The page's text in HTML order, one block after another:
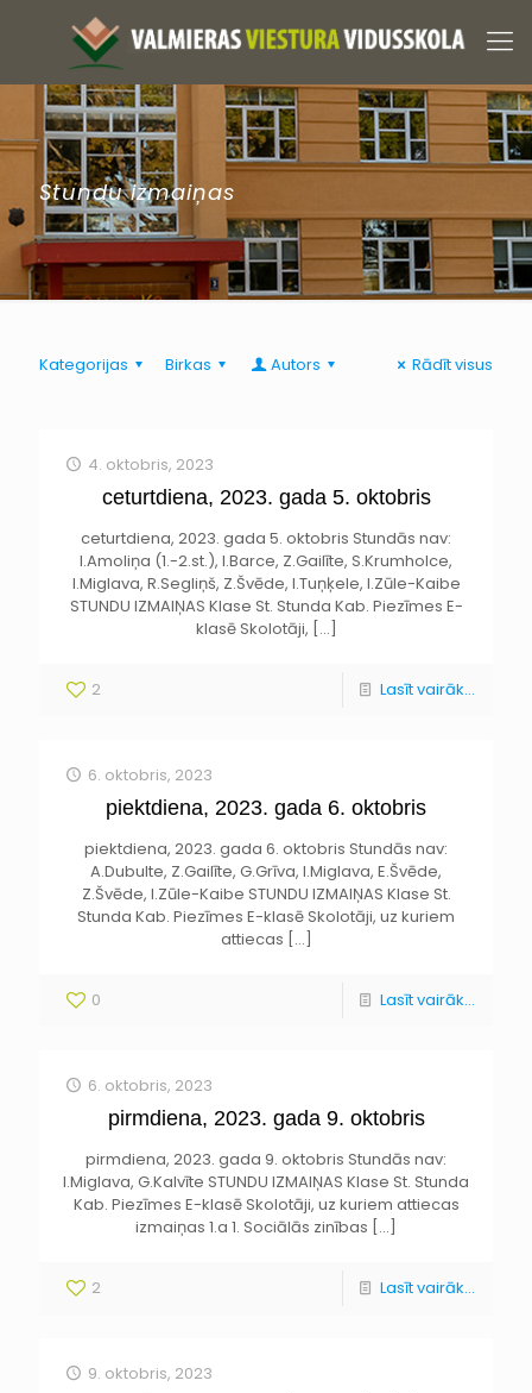
Stundu izmaiņas
Kategorijas Birkas Autors Rādīt visus
4. oktobris, 2023
ceturtdiena, 2023. gada 5. oktobris
ceturtdiena, 2023. gada 5. oktobris Stundās nav:
I.Amoliņa (1.-2.st.), I.Barce, Z.Gailīte, S.Krumholce,
I.Miglava, R.Segliņš, Z.Švēde, I.Tuņķele, I.Zūle-Kaibe
STUNDU IZMAIŅAS Klase St. Stunda Kab. Piezīmes E-
klasē Skolotāji, […]
2 Lasīt vairāk...
6. oktobris, 2023
piektdiena, 2023. gada 6. oktobris
piektdiena, 2023. gada 6. oktobris Stundās nav:
A.Dubulte, Z.Gailīte, G.Grīva, I.Miglava, E.Švēde,
Z.Švēde, I.Zūle-Kaibe STUNDU IZMAIŅAS Klase St.
Stunda Kab. Piezīmes E-klasē Skolotāji, uz kuriem
attiecas […]
0 Lasīt vairāk...
6. oktobris, 2023
pirmdiena, 2023. gada 9. oktobris
pirmdiena, 2023. gada 9. oktobris Stundās nav:
I.Miglava, G.Kalvīte STUNDU IZMAIŅAS Klase St. Stunda
Kab. Piezīmes E-klasē Skolotāji, uz kuriem attiecas
izmaiņas 1.a 1. Sociālās zinības […]
2 Lasīt vairāk...
9. oktobris, 2023